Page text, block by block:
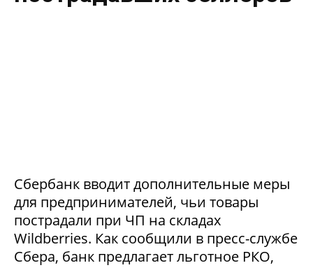
Сбербанк вводит дополнительные меры
для предпринимателей, чьи товары
пострадали при ЧП на складах
Wildberries. Как сообщили в пресс-службе
Сбера, банк предлагает льготное РКО,